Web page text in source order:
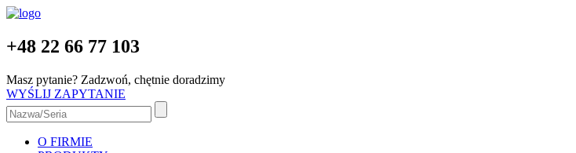
+48 22 66 77 103
Masz pytanie? Zadzwoń, chętnie doradzimy
WYŚLIJ ZAPYTANIE
O FIRMIE